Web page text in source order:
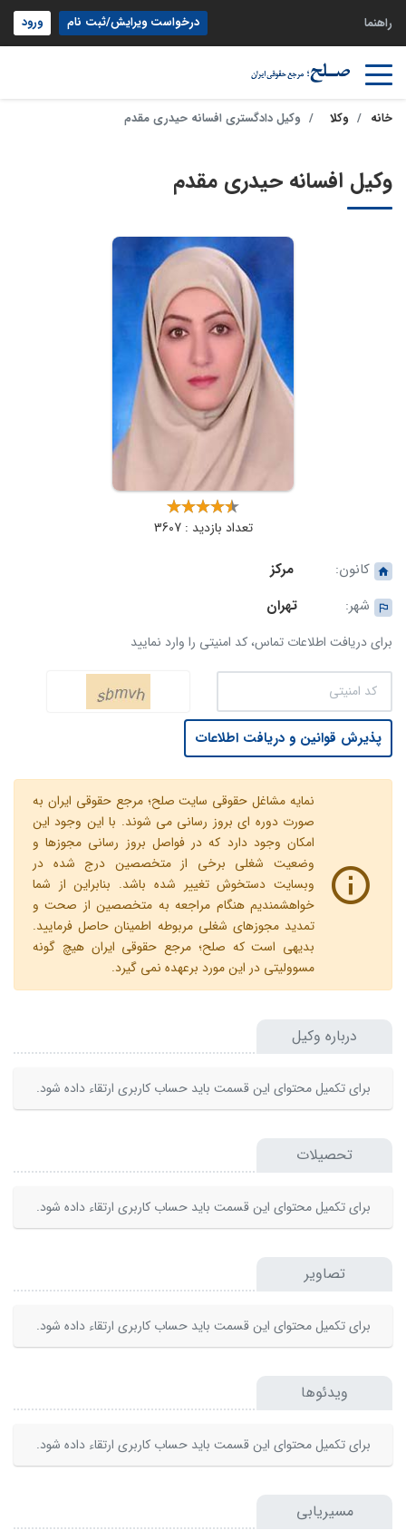
راهنما درخواست ویرایش/ثبت نام ورود
خانه وکلا وکیل دادگستری افسانه حیدری مقدم
وکیل افسانه حیدری مقدم
تعداد بازدید : 3607
کانون:
مرکز
شهر:
تهران
برای دریافت اطلاعات تماس، کد امنیتی را وارد نمایید
پذیرش قوانین و دریافت اطلاعات
نمایه مشاغل حقوقی سایت صلح؛ مرجع حقوقی ایران به
صورت دوره ای بروز رسانی می شوند. با این وجود این
امکان وجود دارد که در فواصل بروز رسانی مجوزها و
وضعیت شغلی برخی از متخصصین درج شده در
وبسایت دستخوش تغییر شده باشد. بنابراین از شما
خواهشمندیم هنگام مراجعه به متخصصین از صحت و
تمدید مجوزهای شغلی مربوطه اطمینان حاصل فرمایید.
بدیهی است که صلح؛ مرجع حقوقی ایران هیچ گونه
مسوولیتی در این مورد برعهده نمی گیرد.
درباره وکیل
برای تکمیل محتوای این قسمت باید حساب کاربری ارتقاء داده شود.
تحصیلات
برای تکمیل محتوای این قسمت باید حساب کاربری ارتقاء داده شود.
تصاویر
برای تکمیل محتوای این قسمت باید حساب کاربری ارتقاء داده شود.
ویدئوها
برای تکمیل محتوای این قسمت باید حساب کاربری ارتقاء داده شود.
مسیریابی